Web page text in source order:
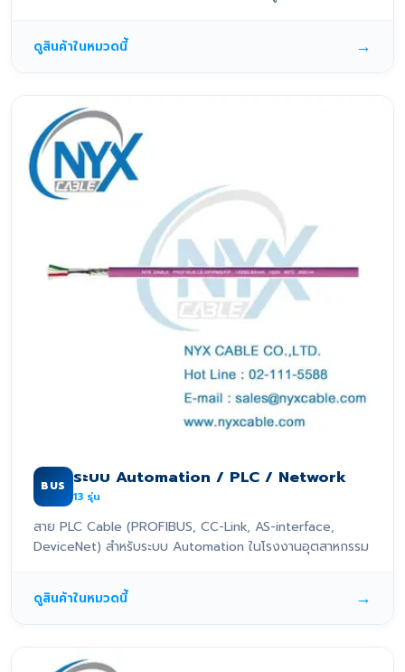
ดูสินค้าในหมวดนี้ →
BUS ระบบ Automation / PLC / Network
13 รุ่น
สาย PLC Cable (PROFIBUS, CC-Link, AS-interface,
DeviceNet) สำหรับระบบ Automation ในโรงงานอุตสาหกรรม
ดูสินค้าในหมวดนี้ →